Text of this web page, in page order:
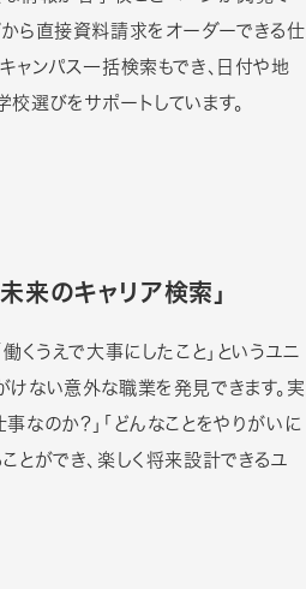
から直接資料請求をオーダーできる仕
ャンパス一括検索もでき、日付や地
選びをサポートしています。
来のキャリア検索」
働くうえで大事にしたこと」というユニ
けない意外な職業を発見できます。実
なのか？」「どんなことをやりがいに
とができ、楽しく将来設計できるユ